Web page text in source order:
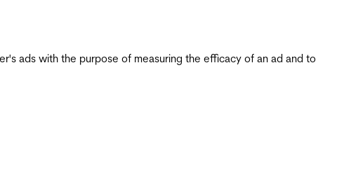
ads with the purpose of measuring the efficacy of an ad and to